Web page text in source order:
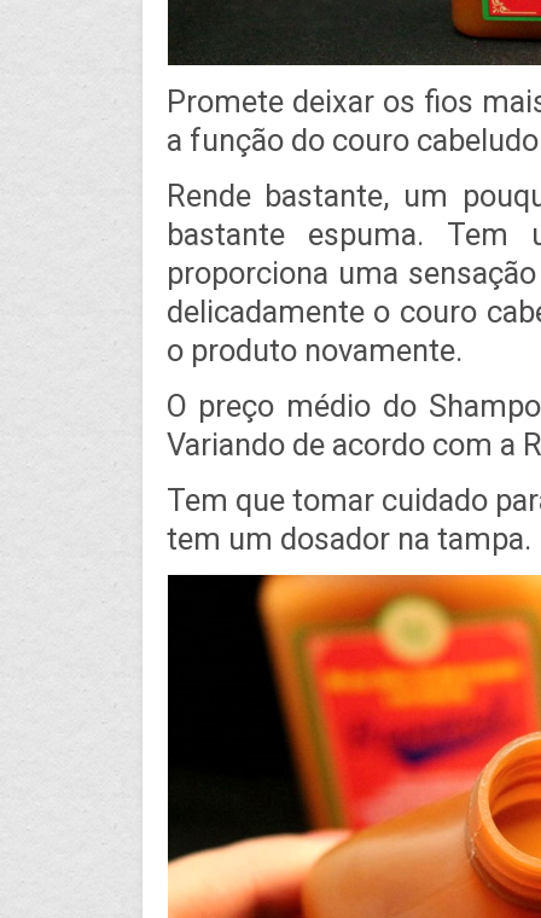
Promete deixar os fios
a função do couro
Rende bastante, um
bastante espuma. Tem
proporciona uma
delicadamente o couro
o produto novamente.
O preço médio do
Variando de acordo com a
Tem que tomar cuidado
tem um dosador na tampa.